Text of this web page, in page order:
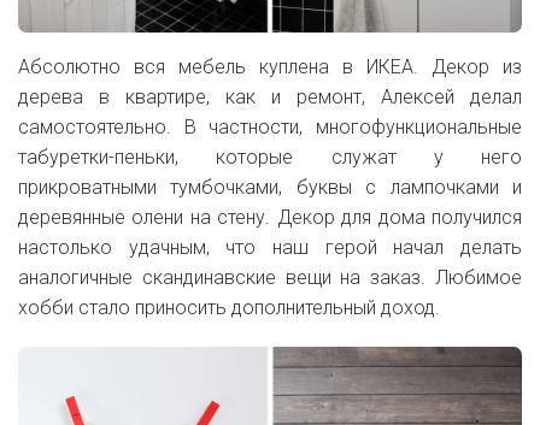
Абсолютно вся мебель куплена в ИКЕА. Декор из
дерева в квартире, как и ремонт, Алексей делал
самостоятельно. В частности, многофункциональные
табуретки-пеньки, которые служат у него
прикроватными тумбочками, буквы с лампочками и
деревянные олени на стену. Декор для дома получился
настолько удачным, что наш герой начал делать
аналогичные скандинавские вещи на заказ. Любимое
хобби стало приносить дополнительный доход.